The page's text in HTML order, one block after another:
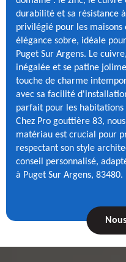
durabilité et sa résistance
privilégié pour les
élégance sobre, idéale
Puget Sur Argens. Le
inégalée et se patine
touche de charme
avec sa facilité
parfait pour les habitations
Chez Pro gouttière 83,
matériau est crucial pour
respectant son style
conseil personnalisé,
à Puget Sur Argens, 83480.